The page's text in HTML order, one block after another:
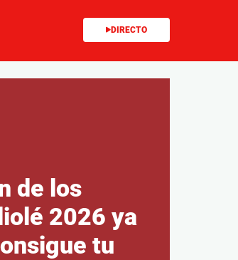
DIRECTO
de los
2026 ya
tu